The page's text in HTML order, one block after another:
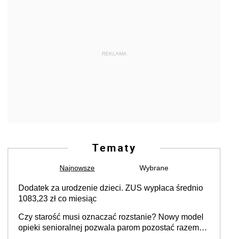
REKLAMA
Tematy
Najnowsze Wybrane
Dodatek za urodzenie dzieci. ZUS wypłaca średnio
1083,23 zł co miesiąc
Czy starość musi oznaczać rozstanie? Nowy model
opieki senioralnej pozwala parom pozostać razem